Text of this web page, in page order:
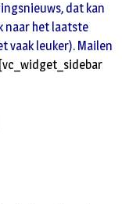
dat kan
naar het laatste
vaak leuker). Mailen